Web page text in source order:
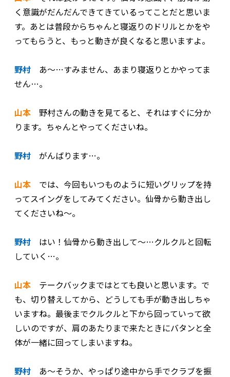
く意識がだんだんできてきているってことだと思いま
す。あとは普段からちゃんと寝返りのドリルとかをや
ってもらうと、もっと動きが良くなると思いますよ。
野村 あ～…すみません、あまり寝返りとかやってま
せん…。
山本 野村さんの動きを見てると、それはすぐに分か
ります。ちゃんとやってくださいね。
野村 がんばります…。
山本 では、今回もいつものように短いグリップを持
ってスイングをしてみてください。仙骨から動き出し
てくださいね～。
野村 はい！仙骨から動き出して～…クルクルと回転
していく…。
山本 テークバックまではとても良いと思います。で
も、切り替えしてから、どうしても手が動き出しちゃ
いますね。最後までクルクルと下から回っていって欲
しいのですが、肩のあたりまで来たときにバタンと全
体が一緒に回ってしまいますね。
野村 あ～そうか、やっぱり途中から手でクラブを振